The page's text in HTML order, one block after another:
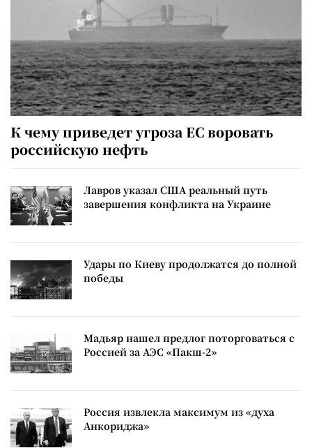
К чему приведет угроза ЕС воровать
российскую нефть
Лавров указал США реальный путь
завершения конфликта на Украине
Удары по Киеву продолжатся до полной
победы
Мадьяр нашел предлог поторговаться с
Россией за АЭС «Пакш-2»
Россия извлекла максимум из «духа
Анкориджа»